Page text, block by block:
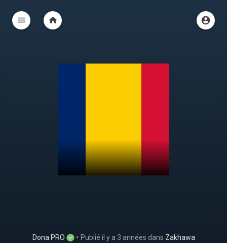
Dona PRO • Publié il y a 3 années dans Zakhawa